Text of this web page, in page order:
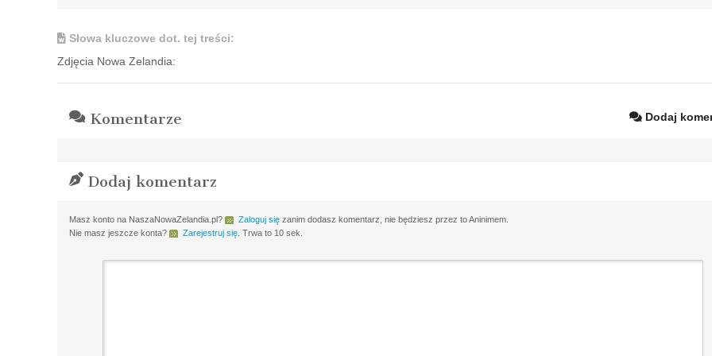
Słowa kluczowe dot. tej treści:
Zdjęcia Nowa Zelandia:
Komentarze Dodaj
Dodaj komentarz
Masz konto na NaszaNowaZelandia.pl? Zaloguj się zanim dodasz komentarz, nie będziesz przez to Aninimem.
Nie masz jeszcze konta?
Zarejestruj się . Trwa to 10 sek.